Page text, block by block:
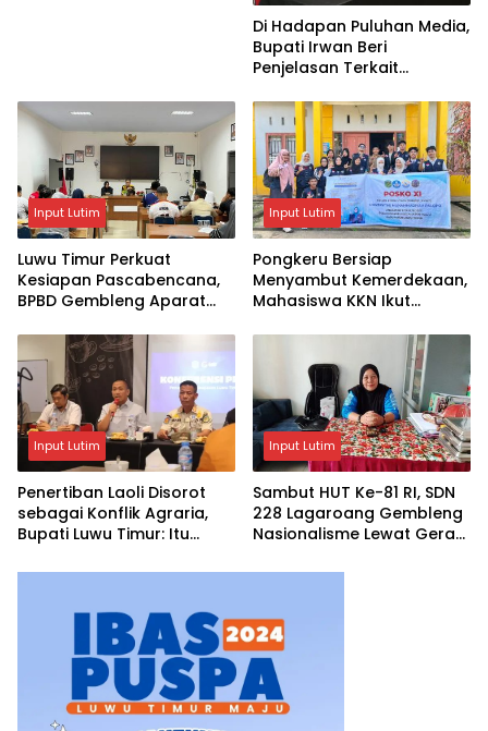
Di Hadapan Puluhan Media,
Bupati Irwan Beri
Penjelasan Terkait
Input Lutim
Luwu Timur Perkuat
Kesiapan Pascabencana,
BPBD Gembleng Aparat
Input Lutim
Pongkeru Bersiap
Menyambut Kemerdekaan,
Mahasiswa KKN Ikut
17 Agustus
Input Lutim
Penertiban Laoli Disorot
sebagai Konflik Agraria,
Bupati Luwu Timur: Itu
Input Lutim
Sambut HUT Ke-81 RI, SDN
228 Lagaroang Gembleng
Nasionalisme Lewat Gerak